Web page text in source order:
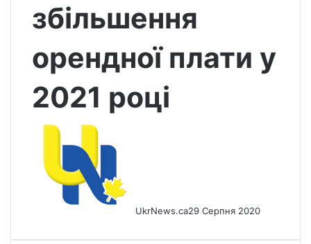
збільшення
орендної плати у
2021 році
UkrNews.ca29 Серпня 2020